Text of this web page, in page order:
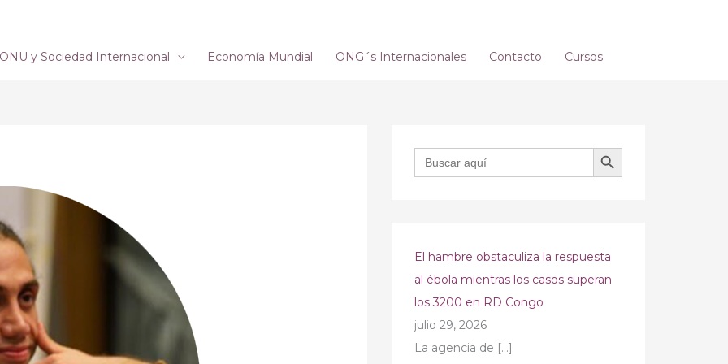
ONU y Sociedad Internacional Economía Mundial ONG´s Internacionales Contacto Cursos
Buscar: BOTÓN DE BÚSQUEDA
El hambre obstaculiza la respuesta
al ébola mientras los casos superan
los 3200 en RD Congo
julio 29, 2026
La agencia de […]